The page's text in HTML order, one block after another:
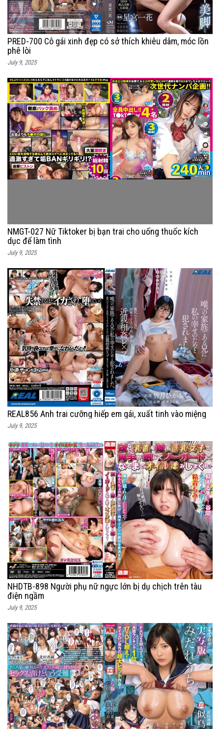
PRED-700 Cô gái xinh đẹp có sở thích khiêu dâm, móc lồn
phê lòi
July 9, 2025
NMGT-027 Nữ Tiktoker bị bạn trai cho uống thuốc kích
dục để làm tình
July 9, 2025
REAL856 Anh trai cưỡng hiếp em gái, xuất tinh vào miệng
July 9, 2025
NHDTB-898 Người phụ nữ ngực lớn bị dụ chịch trên tàu
điện ngầm
July 9, 2025